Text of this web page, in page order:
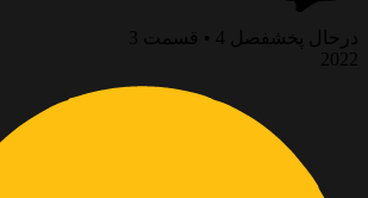
درحال پخش فصل 4 • قسمت 3
2022